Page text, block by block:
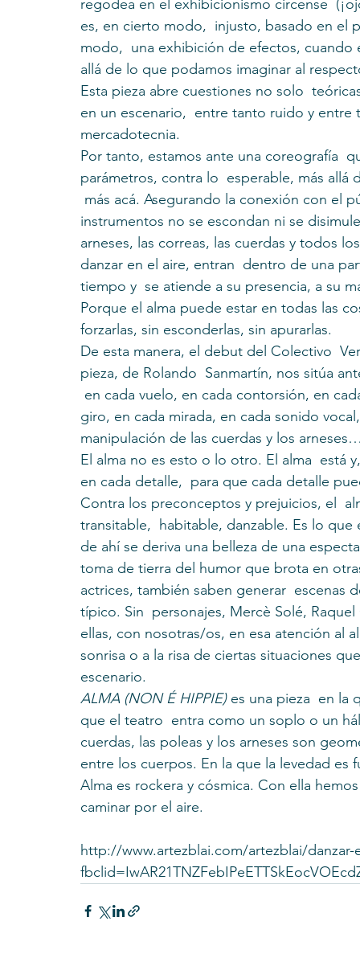
regodea en el exhibicionismo circense
es, en cierto modo,  injusto, basado en
modo,  una exhibición de efectos,
allá de lo que podamos imaginar al
Esta pieza abre cuestiones no solo
en un escenario,  entre tanto ruido y
mercadotecnia.
Por tanto, estamos ante una coreografía
parámetros, contra lo  esperable, más
más acá. Asegurando la conexión con el
instrumentos no se escondan ni se
arneses, las correas, las cuerdas y todos
danzar en el aire, entran  dentro de una
tiempo y  se atiende a su presencia, a su
Porque el alma puede estar en todas las
forzarlas, sin esconderlas, sin apurarlas.
De esta manera, el debut del Colectivo
pieza, de Rolando  Sanmartín, nos sitúa
en cada vuelo, en cada contorsión, en
giro, en cada mirada, en cada sonido
manipulación de las cuerdas y los
El alma no es esto o lo otro. El alma  está
en cada detalle,  para que cada detalle
Contra los preconceptos y prejuicios, el
transitable,  habitable, danzable. Es lo que
de ahí se deriva una belleza de una
toma de tierra del humor que brota en
actrices, también saben generar
típico. Sin  personajes, Mercè Solé,
ellas, con nosotras/os, en esa atención al
sonrisa o a la risa de ciertas situaciones
escenario.
ALMA (NON É HIPPIE) es una pieza  en la
que el teatro  entra como un soplo o un
cuerdas, las poleas y los arneses son
entre los cuerpos. En la que la levedad es
Alma es rockera y cósmica. Con ella
caminar por el aire.
http://www.artezblai.com/artezblai/danzar-